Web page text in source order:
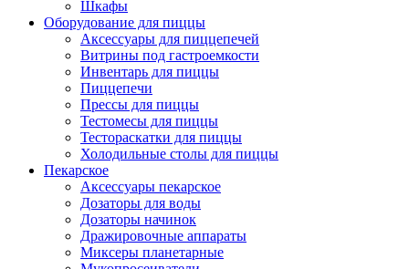
Шкафы
Оборудование для пиццы
Аксессуары для пиццепечей
Витрины под гастроемкости
Инвентарь для пиццы
Пиццепечи
Прессы для пиццы
Тестомесы для пиццы
Тестораскатки для пиццы
Холодильные столы для пиццы
Пекарское
Аксессуары пекарское
Дозаторы для воды
Дозаторы начинок
Дражировочные аппараты
Миксеры планетарные